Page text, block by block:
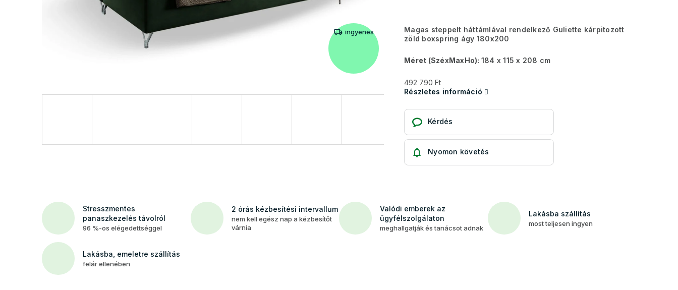
ingyenes
Magas steppelt háttámlával rendelkező Guliette kárpitozott
zöld boxspring ágy 180x200
Méret (SzéxMaxHo): 184 x 115 x 208 cm
492 790 Ft
Részletes információ
Kérdés
Nyomon követés
Stresszmentes
panaszkezelés távolról
96 %-os elégedettséggel
2 órás kézbesítési intervallum
nem kell egész nap a kézbesítőt
várnia
Valódi emberek az
ügyfélszolgálaton
meghallgatják és tanácsot adnak
Lakásba szállítás
most teljesen ingyen
Lakásba, emeletre szállítás
felár ellenében